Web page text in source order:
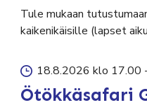
Tule mukaan
kaikenikäisille (lapset
18.8.2026 klo 17.00
Ötökkäsafari